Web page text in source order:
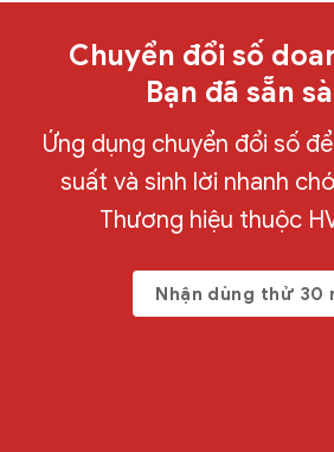
Chuyển đổi số
Bạn đã sẵn
Ứng dụng chuyển đổi số
suất và sinh lời nhanh
Thương hiệu thuộc
Nhận dùng thử 30